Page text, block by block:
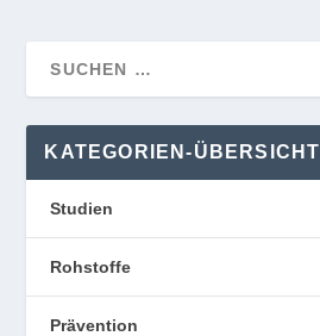
KATEGORIEN-ÜBERSICHT
Studien
Rohstoffe
Prävention